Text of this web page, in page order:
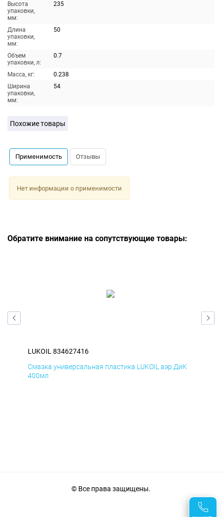
Высота
упаковки,
мм:
235
Длина
упаковки,
мм:
50
Объем
упаковки, л:
0.7
Масса, кг:
0.238
Ширина
упаковки,
мм:
54
Похожие товары
Применимость Отзывы
Нет информации о применимости
Обратите внимание на сопутствующие товары:
LUKOIL 834627416
Смазка универсальная пластика LUKOIL аэр ДиК
400мл
© Все права защищены.